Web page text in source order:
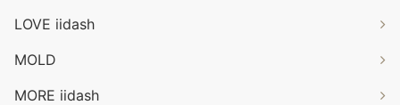
LOVE iidash
MOLD
MORE iidash